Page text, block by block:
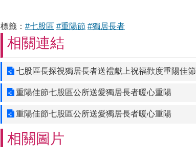
標籤： #七股區 #重陽節 #獨居長者
相關連結
七股區長探視獨居長者送禮獻上祝福歡度重陽佳節
重陽佳節七股區公所送愛獨居長者暖心重陽
重陽佳節七股區公所送愛獨居長者暖心重陽
相關圖片